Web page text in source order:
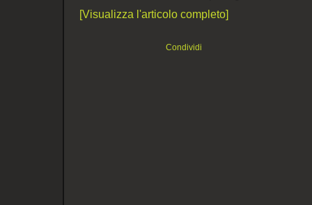
[Visualizza l'articolo completo]
Condividi